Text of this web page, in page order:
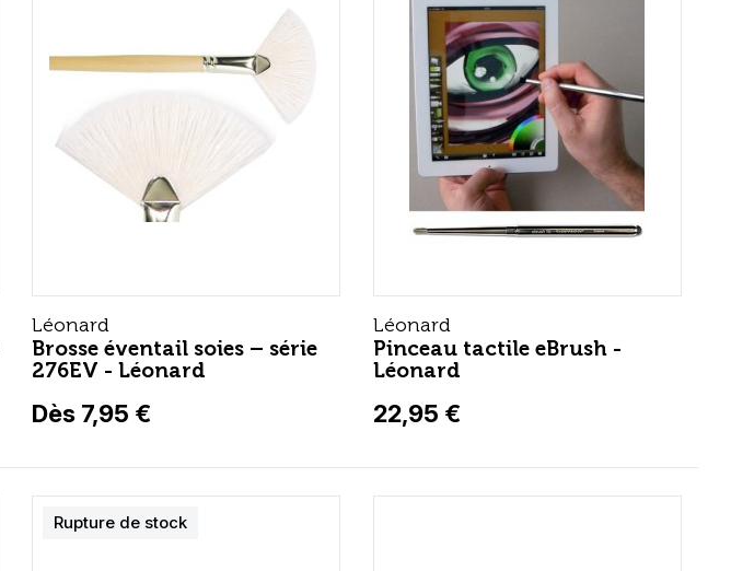
Léonard
Brosse éventail soies – série
276EV - Léonard
Dès 7,95 €
Léonard
Pinceau tactile eBrush -
Léonard
22,95 €
Rupture de stock